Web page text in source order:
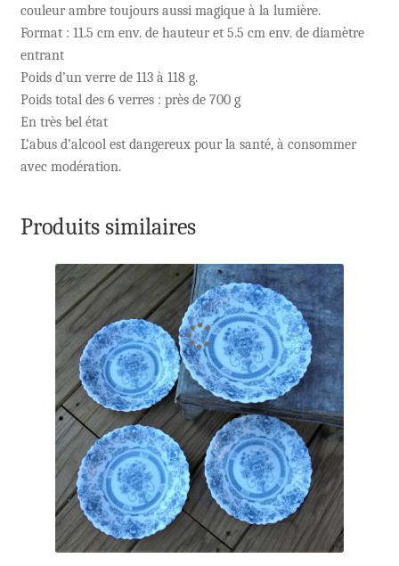
couleur ambre toujours aussi magique à la lumière.
Format : 11.5 cm env. de hauteur et 5.5 cm env. de diamètre
entrant
Poids d’un verre de 113 à 118 g.
Poids total des 6 verres : près de 700 g
En très bel état
L’abus d’alcool est dangereux pour la santé, à consommer
avec modération.
Produits similaires